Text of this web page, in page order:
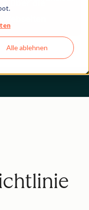
Alle ablehnen
über die